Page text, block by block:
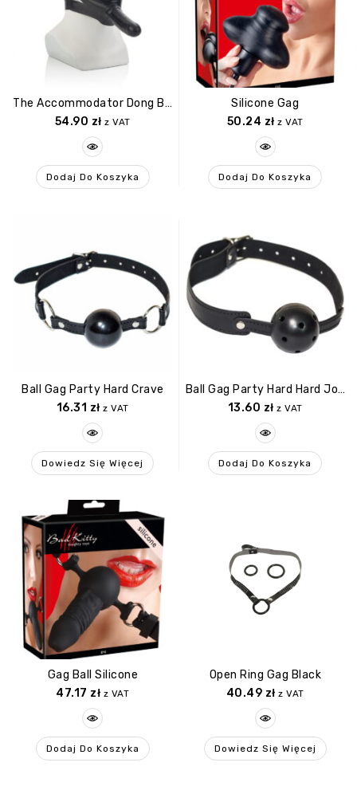
The Accommodator Dong Black
54.90 zł z VAT
Dodaj Do Koszyka
Silicone Gag
50.24 zł z VAT
Dodaj Do Koszyka
Ball Gag Party Hard Crave
16.31 zł z VAT
Dowiedz Się Więcej
Ball Gag Party Hard Hard Joyride
13.60 zł z VAT
Dodaj Do Koszyka
Gag Ball Silicone
47.17 zł z VAT
Dodaj Do Koszyka
Open Ring Gag Black
40.49 zł z VAT
Dowiedz Się Więcej